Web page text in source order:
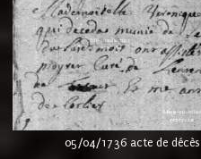
05/04/1736 acte de décès